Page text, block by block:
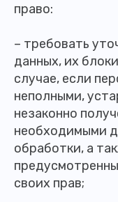
право:
– требовать
данных, их
случае, если
неполными,
незаконно
необходимыми
обработки, а
своих прав;